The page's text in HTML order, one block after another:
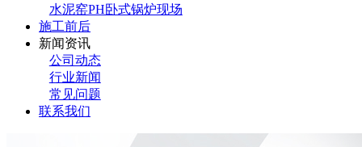
水泥窑PH卧式锅炉现场
施工前后
新闻资讯
公司动态
行业新闻
常见问题
联系我们